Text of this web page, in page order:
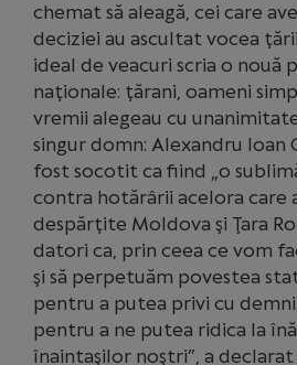
chemat să aleagă, cei care
deciziei au ascultat vocea
ideal de veacuri scria o nouă
naţionale: ţărani, oameni
vremii alegeau cu
singur domn: Alexandru Ioan
fost socotit ca fiind „o
contra hotărârii acelora care
despărţite Moldova şi Ţara
datori ca, prin ceea ce vom
şi să perpetuăm povestea
pentru a putea privi cu
pentru a ne putea ridica la
înaintaşilor noştri”, a declarat